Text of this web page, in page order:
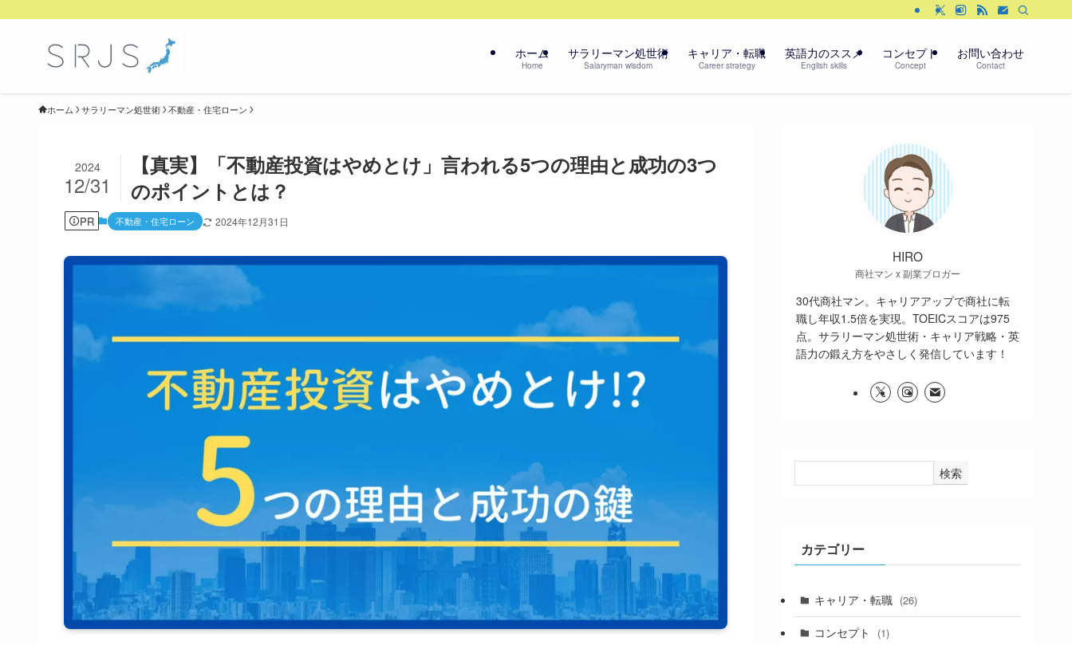
ホーム
Home
サラリーマン処世術
Salaryman wisdom
キャリア・転職
Career strategy
英語力のススメ
English skills
コンセプト
Concept
お問い合わせ
Contact
ホーム サラリーマン処世術 不動産・住宅ローン
【真実】「不動産投資はやめとけ」言われる5つの理由と成功の3つ
のポイントとは？
2024
12/31
PR 不動産・住宅ローン 2024年12月31日
HIRO
商社マン x 副業ブロガー
30代商社マン。キャリアアップで商社に転
職し年収1.5倍を実現。TOEICスコアは975
点。サラリーマン処世術・キャリア戦略・英
語力の鍛え方をやさしく発信しています！
検索
カテゴリー
キャリア・転職 (26)
コンセプト (1)